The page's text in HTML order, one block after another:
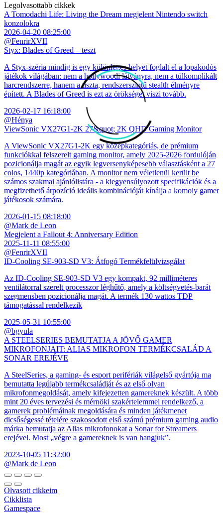
Legolvasottabb cikkek
A Tomodachi Life: Living the Dream megjelent Nintendo switch
konzolokra
2026-04-20 08:25:00
@FenrirXVII
Styx: Blades of Greed – teszt
A Styx-széria mindig is egy különleges helyet foglalt el a lopakodós
játékok világában: nem a hollywoodi látványra, nem a túlkomplikált
harcrendszerre, hanem a tiszta, rendszerszintű stealth élményre
épített. A Blades of Greed is ezt az örökséget viszi tovább.
2026-02-17 16:18:00
@Hénya
ViewSonic VX27G1-2K 27&quot; 2K QHD Gaming Monitor
A ViewSonic VX27G1-2K egy középkategóriás, de prémium
funkciókkal felszerelt gaming monitor, amely 2025-2026 fordulóján
pozicionálja magát az egyik legversenyképesebb választásként a 27
colos, 1440p kategóriában. A monitor nem véletlenül került be
számos szakmai ajánlólistára - a kiegyensúlyozott specifikációk és a
megfizethető árpozíció ideális kombinációját kínálja a komoly gamer
játékosok számára.
2026-01-15 08:18:00
@Mark de Leon
Megjelent a Fallout 4: Anniversary Edition
2025-11-11 08:55:00
@FenrirXVII
ID-Cooling SE-903-SD V3: Átfogó Termékfelülvizsgálat
Az ID-Cooling SE-903-SD V3 egy kompakt, 92 milliméteres
ventilátorral szerelt processzor léghűtő, amely a költségvetés-barát
szegmensben pozicionálja magát. A termék 130 wattos TDP
támogatással rendelkezik
2025-05-31 10:55:00
@bgyula
A STEELSERIES BEMUTATJA A JÖVŐ GAMER
MIKROFONJAIT: ALIAS MIKROFON TERMÉKCSALÁD A
SONAR EREJÉVE
A SteelSeries, a gaming- és esport perifériák világelső gyártója ma
bemutatta legújabb termékcsaládját és az első olyan
mikrofonmegoldását, amely kifejezetten gamereknek készült. A több
mint 20 éves tervezési és mérnöki szakértelemmel rendelkező, a
gamerek problémáinak megoldására és minden játékmenet
dicsőségessé tételére szakosodott első számú prémium gaming audio
márka bemutatja az Alias mikrofonokat a Sonar for Streamers
erejével. Most „végre a gamereknek is van hangjuk”.
2023-10-05 11:32:00
@Mark de Leon
Olvasott cikkeim
Cikklista
Gamespace